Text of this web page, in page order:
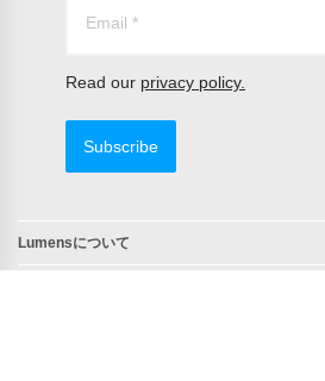
Read our privacy policy.
Subscribe
Lumensについて